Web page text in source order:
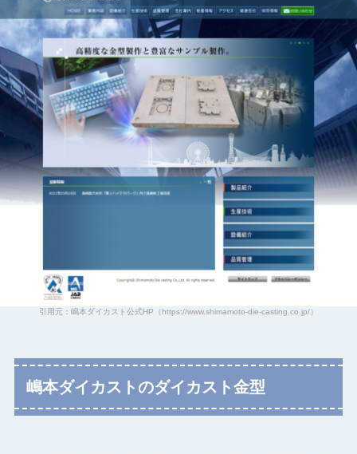
引用元：嶋本ダイカスト公式HP（https://www.shimamoto-die-casting.co.jp/）
嶋本ダイカストのダイカスト金型